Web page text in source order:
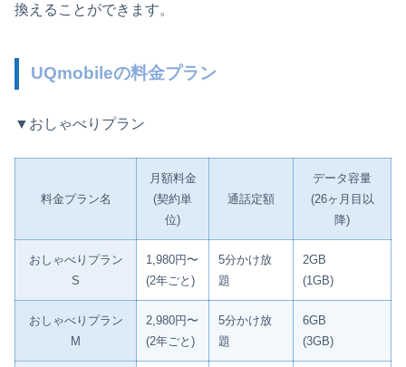
換えることができます。
UQmobileの料金プラン
▼おしゃべりプラン
料金プラン名
月額料金
(契約単
位)
通話定額
データ容量
(26ヶ月目以
降)
おしゃべりプラン
S
1,980円〜
(2年ごと)
5分かけ放
題
2GB
(1GB)
おしゃべりプラン
M
2,980円〜
(2年ごと)
5分かけ放
題
6GB
(3GB)